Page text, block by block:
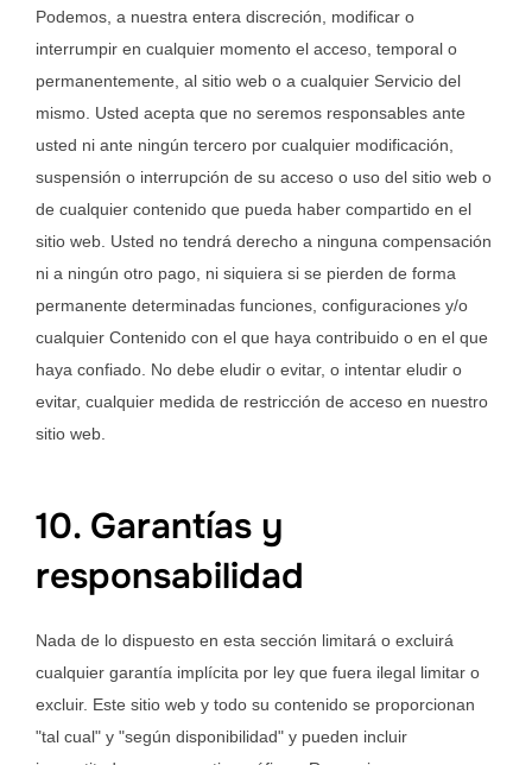
Podemos, a nuestra entera discreción, modificar o
interrumpir en cualquier momento el acceso, temporal o
permanentemente, al sitio web o a cualquier Servicio del
mismo. Usted acepta que no seremos responsables ante
usted ni ante ningún tercero por cualquier modificación,
suspensión o interrupción de su acceso o uso del sitio web o
de cualquier contenido que pueda haber compartido en el
sitio web. Usted no tendrá derecho a ninguna compensación
ni a ningún otro pago, ni siquiera si se pierden de forma
permanente determinadas funciones, configuraciones y/o
cualquier Contenido con el que haya contribuido o en el que
haya confiado. No debe eludir o evitar, o intentar eludir o
evitar, cualquier medida de restricción de acceso en nuestro
sitio web.
10. Garantías y
responsabilidad
Nada de lo dispuesto en esta sección limitará o excluirá
cualquier garantía implícita por ley que fuera ilegal limitar o
excluir. Este sitio web y todo su contenido se proporcionan
"tal cual" y "según disponibilidad" y pueden incluir